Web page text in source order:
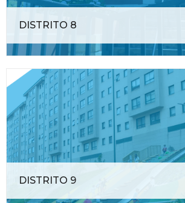
DISTRITO 8
DISTRITO 9